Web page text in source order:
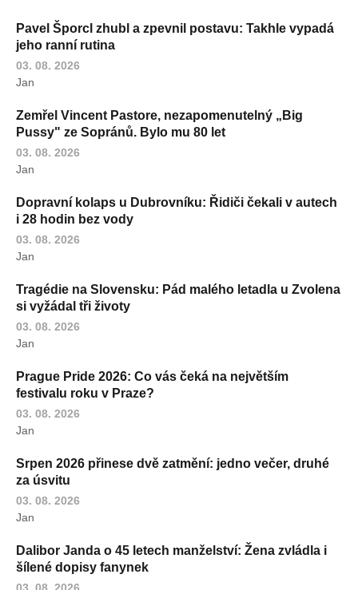
Pavel Šporcl zhubl a zpevnil postavu: Takhle vypadá
jeho ranní rutina
03. 08. 2026
Jan
Zemřel Vincent Pastore, nezapomenutelný „Big
Pussy" ze Sopránů. Bylo mu 80 let
03. 08. 2026
Jan
Dopravní kolaps u Dubrovníku: Řidiči čekali v autech
i 28 hodin bez vody
03. 08. 2026
Jan
Tragédie na Slovensku: Pád malého letadla u Zvolena
si vyžádal tři životy
03. 08. 2026
Jan
Prague Pride 2026: Co vás čeká na největším
festivalu roku v Praze?
03. 08. 2026
Jan
Srpen 2026 přinese dvě zatmění: jedno večer, druhé
za úsvitu
03. 08. 2026
Jan
Dalibor Janda o 45 letech manželství: Žena zvládla i
šílené dopisy fanynek
03. 08. 2026